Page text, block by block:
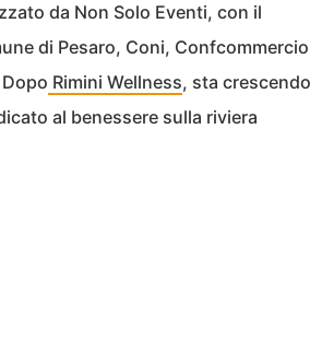
da Non Solo Eventi, con il
di Pesaro, Coni, Confcommercio
Rimini Wellness, sta crescendo
al benessere sulla riviera